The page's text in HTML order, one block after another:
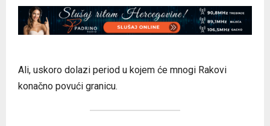
Ali, uskoro dolazi period u kojem će mnogi Rakovi
konačno povući granicu.